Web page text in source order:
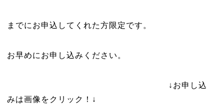
までにお申込してくれた方限定です。
お早めにお申し込みください。
↓お申し込
みは画像をクリック！↓